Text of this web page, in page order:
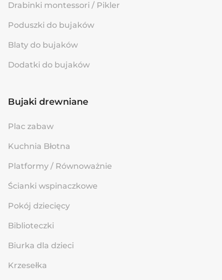
Drabinki montessori / Pikler
Poduszki do bujaków
Blaty do bujaków
Dodatki do bujaków
Bujaki drewniane
Plac zabaw
Kuchnia Błotna
Platformy / Równoważnie
Ścianki wspinaczkowe
Pokój dziecięcy
Biblioteczki
Biurka dla dzieci
Krzesełka